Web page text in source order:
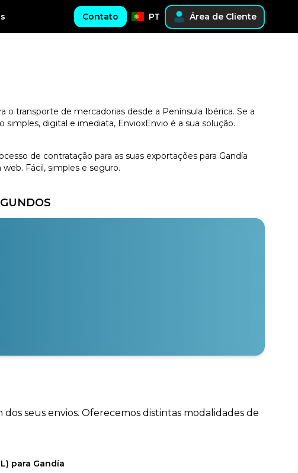
Contato PT Área de Cliente
transporte de mercadorias desde a Península Ibérica. Se a
digital e imediata, EnvioxEnvio é a sua solução.
de contratação para as suas exportações para Gandía
Fácil, simples e seguro.
seus envios. Oferecemos distintas modalidades de
para Gandía